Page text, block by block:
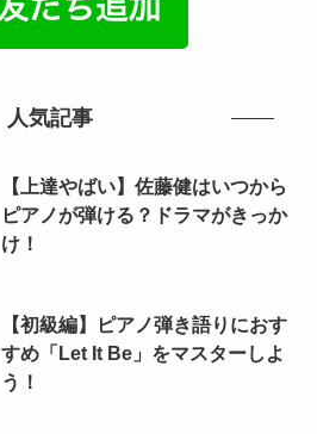
人気記事
【上達やばい】佐藤健はいつから
ピアノが弾ける？ドラマがきっか
け！
【初級編】ピアノ弾き語りにおす
すめ「Let It Be」をマスターしよ
う！